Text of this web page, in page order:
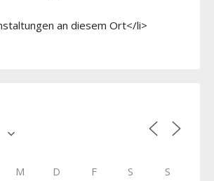
an diesem Ort</li>
M D F S S